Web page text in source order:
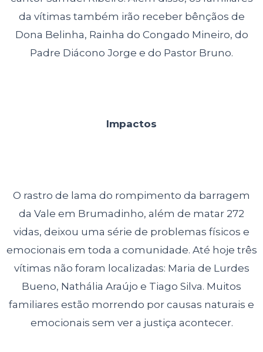
da vítimas também irão receber bênçãos de
Dona Belinha, Rainha do Congado Mineiro, do
Padre Diácono Jorge e do Pastor Bruno.
Impactos
O rastro de lama do rompimento da barragem
da Vale em Brumadinho, além de matar 272
vidas, deixou uma série de problemas físicos e
emocionais em toda a comunidade. Até hoje três
vítimas não foram localizadas: Maria de Lurdes
Bueno, Nathália Araújo e Tiago Silva. Muitos
familiares estão morrendo por causas naturais e
emocionais sem ver a justiça acontecer.